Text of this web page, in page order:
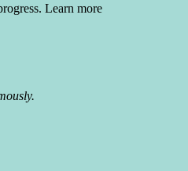
Learn more